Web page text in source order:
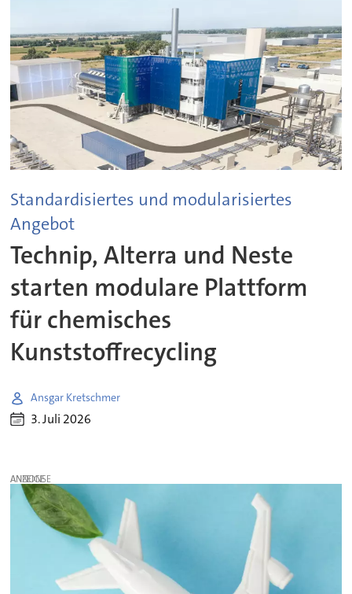
Standardisiertes und modularisiertes
Angebot
Technip, Alterra und Neste
starten modulare Plattform
für chemisches
Kunststoffrecycling
Ansgar Kretschmer
3. Juli 2026
ANZEIGE